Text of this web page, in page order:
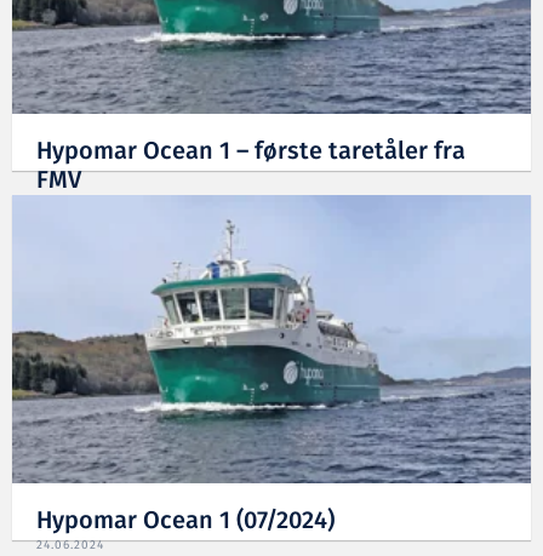
Hypomar Ocean 1 – første taretåler fra
FMV
Hypomar Ocean 1 (07/2024)
24.06.2024